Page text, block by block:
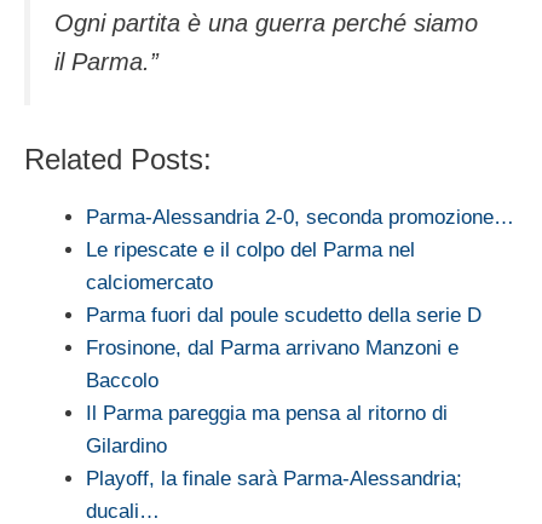
Ogni partita è una guerra perché siamo
il Parma.”
Related Posts:
Parma-Alessandria 2-0, seconda promozione…
Le ripescate e il colpo del Parma nel
calciomercato
Parma fuori dal poule scudetto della serie D
Frosinone, dal Parma arrivano Manzoni e
Baccolo
Il Parma pareggia ma pensa al ritorno di
Gilardino
Playoff, la finale sarà Parma-Alessandria;
ducali…